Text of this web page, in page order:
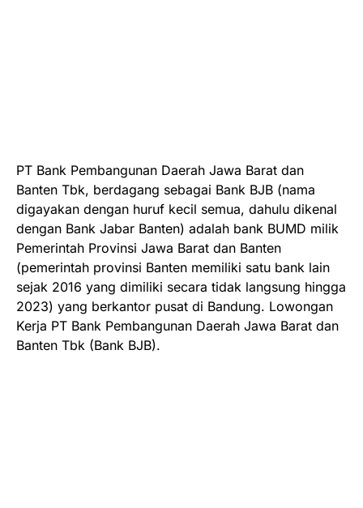
PT Bank Pembangunan Daerah Jawa Barat dan
Banten Tbk, berdagang sebagai Bank BJB (nama
digayakan dengan huruf kecil semua, dahulu dikenal
dengan Bank Jabar Banten) adalah bank BUMD milik
Pemerintah Provinsi Jawa Barat dan Banten
(pemerintah provinsi Banten memiliki satu bank lain
sejak 2016 yang dimiliki secara tidak langsung hingga
2023) yang berkantor pusat di Bandung. Lowongan
Kerja PT Bank Pembangunan Daerah Jawa Barat dan
Banten Tbk (Bank BJB).